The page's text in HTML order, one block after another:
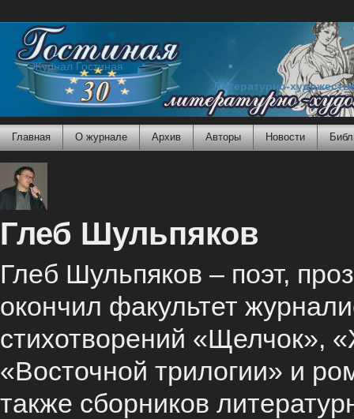
Журнал Гостиная
Литературно-
Главная О журнале Архив Авторы Новости
Глеб Шульпяков
Глеб Шульпяков – поэт,
окончил факультет
стихотворений «Щелчок»,
«Восточной трилогии» и
также сборников